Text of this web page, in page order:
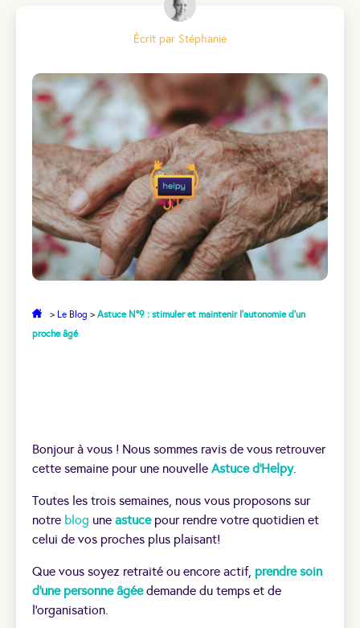
Écrit par Stéphanie
> Le Blog > Astuce N°9 : stimuler et maintenir l’autonomie d’un
proche âgé
Bonjour à vous ! Nous sommes ravis de vous retrouver
cette semaine pour une nouvelle Astuce d’Helpy.
Toutes les trois semaines, nous vous proposons sur
notre blog une astucepour rendre votre quotidien et
celui de vos proches plus plaisant!
Que vous soyez retraité ou encore actif, prendre soin
d’une personne âgéedemande du temps et de
l’organisation.